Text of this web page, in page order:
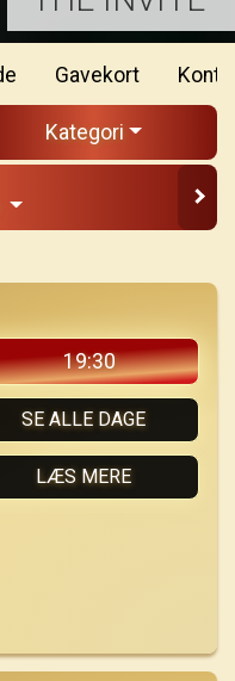
Gavekort Kontakt
Kategori
19:30
SE ALLE DAGE
LÆS MERE